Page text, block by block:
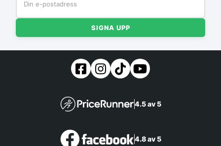
SIGNA UPP
4.5 av 5
4.8 av 5